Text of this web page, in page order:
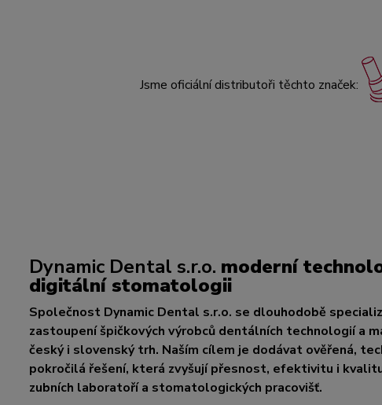
Jsme oficiální distributoři těchto značek:
Dynamic Dental s.r.o. moderní
digitální stomatologii
Společnost Dynamic Dental s.r.o. se dlouhodobě
zastoupení špičkových výrobců dentálních technologií a
český i slovenský trh. Naším cílem je dodávat ověřená,
pokročilá řešení, která zvyšují přesnost, efektivitu i
zubních laboratoří a stomatologických pracovišť.